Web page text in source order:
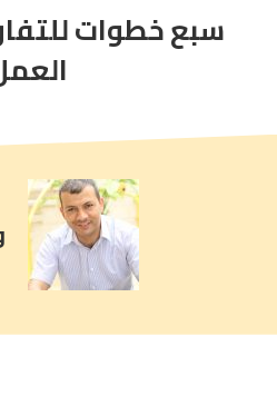
سبع خطوات